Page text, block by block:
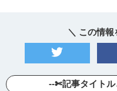
＼ この情
--✄記事タイト